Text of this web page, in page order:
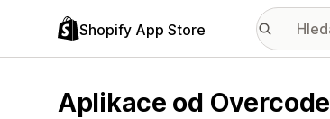
Shopify App Store
Aplikace od Overcode